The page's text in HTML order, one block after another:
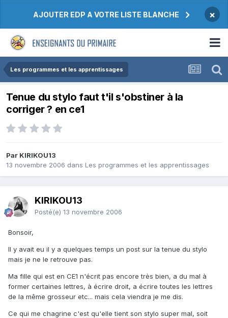
AJOUTER EDP A VOTRE LISTE BLANCHE ×
Les programmes et les apprentissages
Tenue du stylo faut t'il s'obstiner à la
corriger ? en ce1
Par KIRIKOU13
13 novembre 2006 dans Les programmes et les apprentissages
KIRIKOU13
Posté(e) 13 novembre 2006
Bonsoir,
Il y avait eu il y a quelques temps un post sur la tenue du stylo
mais je ne le retrouve pas.
Ma fille qui est en CE1 n'écrit pas encore très bien, a du mal à
former certaines lettres, à écrire droit, a écrire toutes les lettres
de la même grosseur etc... mais cela viendra je me dis.
Ce qui me chagrine c'est qu'elle tient son stylo super mal, soit